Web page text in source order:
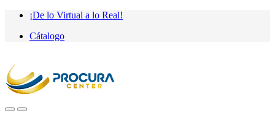
Saltar
navegación
saltar
contenido
¡De lo Virtual a lo Real!
Cátalogo